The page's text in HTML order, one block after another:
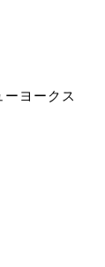
ヨークス